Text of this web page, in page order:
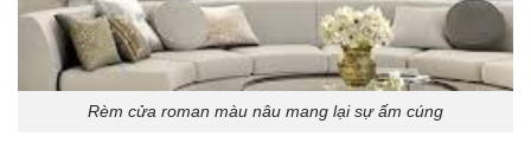
Rèm cửa roman màu nâu mang lại sự ấm cúng